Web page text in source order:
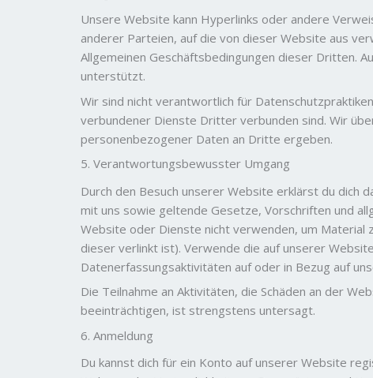
Unsere Website kann Hyperlinks oder andere
anderer Parteien, auf die von dieser Website aus
Allgemeinen Geschäftsbedingungen dieser Dritten.
unterstützt.
Wir sind nicht verantwortlich für
verbundener Dienste Dritter verbunden sind. Wir
personenbezogener Daten an Dritte ergeben.
5. Verantwortungsbewusster Umgang
Durch den Besuch unserer Website erklärst du dich
mit uns sowie geltende Gesetze, Vorschriften und
Website oder Dienste nicht verwenden, um
dieser verlinkt ist). Verwende die auf unserer
Datenerfassungsaktivitäten auf oder in Bezug auf
Die Teilnahme an Aktivitäten, die Schäden an der
beeinträchtigen, ist strengstens untersagt.
6. Anmeldung
Du kannst dich für ein Konto auf unserer Website